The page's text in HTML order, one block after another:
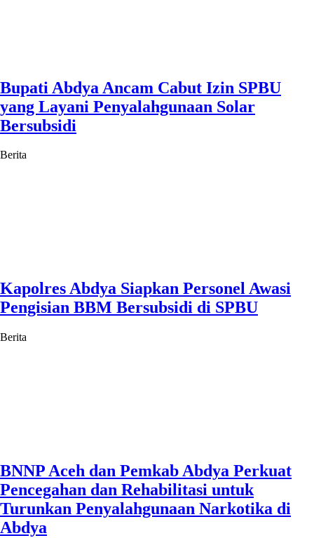
Bupati Abdya Ancam Cabut Izin SPBU
yang Layani Penyalahgunaan Solar
Bersubsidi
Berita
Kapolres Abdya Siapkan Personel Awasi
Pengisian BBM Bersubsidi di SPBU
Berita
BNNP Aceh dan Pemkab Abdya Perkuat
Pencegahan dan Rehabilitasi untuk
Turunkan Penyalahgunaan Narkotika di
Abdya